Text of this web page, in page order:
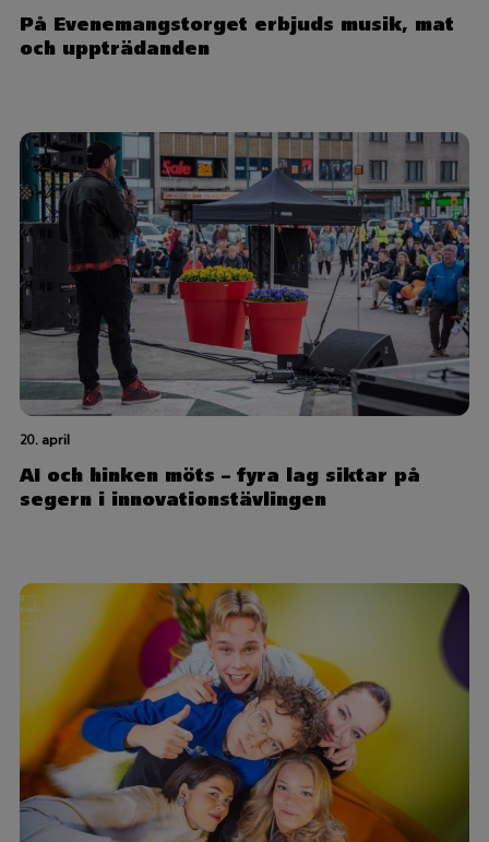
På Evenemangstorget erbjuds musik, mat
och uppträdanden
20. april
AI och hinken möts – fyra lag siktar på
segern i innovationstävlingen